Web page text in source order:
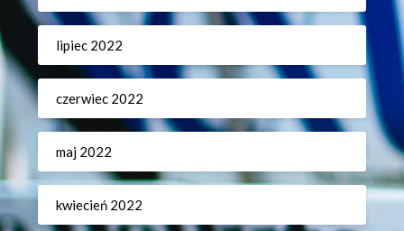
lipiec 2022
czerwiec 2022
maj 2022
kwiecień 2022